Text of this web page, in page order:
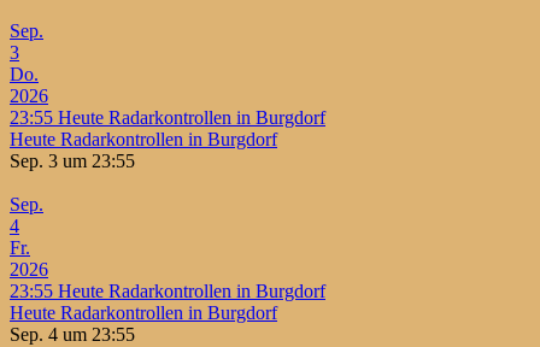
Sep.
3
Do.
2026
23:55 Heute Radarkontrollen in Burgdorf
Heute Radarkontrollen in Burgdorf
Sep. 3 um 23:55
Sep.
4
Fr.
2026
23:55 Heute Radarkontrollen in Burgdorf
Heute Radarkontrollen in Burgdorf
Sep. 4 um 23:55